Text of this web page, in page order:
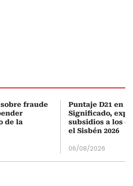
fraude
de la
Puntaje D21 en
Significado,
subsidios a los
el Sisbén 2026
06/08/2026